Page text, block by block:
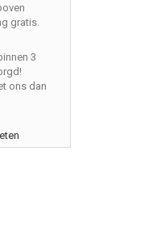
gratis.
3
ons dan